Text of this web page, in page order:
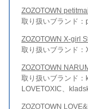
ZOZOTOWN
取り扱いブランド
ZOZOTOWN X-girl
取り扱いブランド
ZOZOTOWN
取り扱いブランド：
LOVETOXIC、
ZOZOTOWN